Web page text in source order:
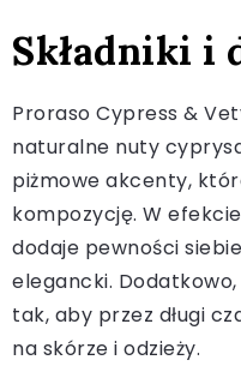
Składniki i
Proraso Cypress &
naturalne nuty
piżmowe akcenty,
kompozycję. W
dodaje pewności
elegancki.
tak, aby przez długi
na skórze i odzieży.